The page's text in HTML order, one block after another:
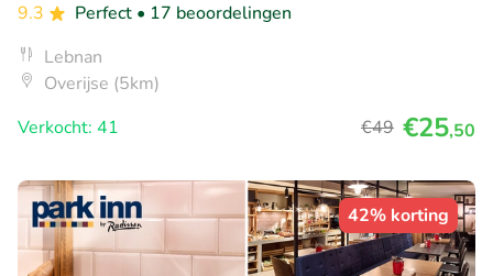
9.3
Perfect • 17 beoordelingen
Lebnan
Overijse (5km)
Verkocht: 41
€49 €25,50
42% korting